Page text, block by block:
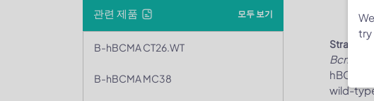
관련 제품 모두 보기
B-hBCMA CT26.WT
B-hBCMA MC38
Strain
Bcma
hBCMA
wild-
try